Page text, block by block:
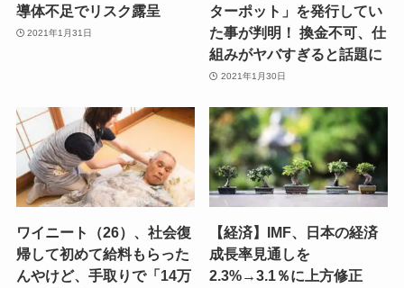
導体不足でリスク露呈
2021年1月31日
ターポット」を発行してい
た事が判明！ 換金不可、仕
組みがヤバすぎると話題に
2021年1月30日
ワイニート（26）、社会復
帰して初めて給料もらった
んやけど、手取りで「14万
【経済】IMF、日本の経済
成長率見通しを
2.3%→3.1％に上方修正